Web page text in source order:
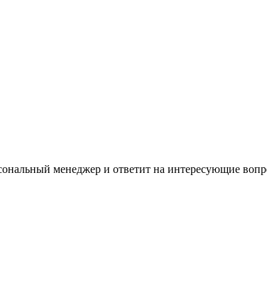
менеджер и ответит на интересующие